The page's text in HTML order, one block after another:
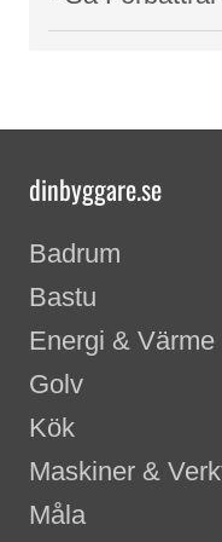
dinbyggare.se
Badrum
Bastu
Energi & Värme
Golv
Kök
Maskiner &
Måla